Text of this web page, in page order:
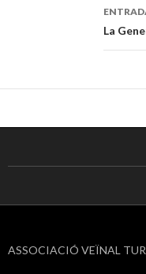
La
ASSOCIACIÓ VEÏNAL